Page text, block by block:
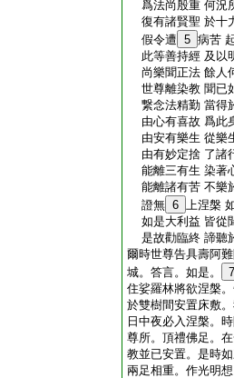
爲法尚殷重 何況
復有諸賢聖 於十
假令遭 5 病苦
此等善持經 及以
尚樂聞正法 餘人
世尊離染教 聞已
繋念法精勤 當得
由心有喜故 爲此
由安有樂生 從樂
由有妙定捨 了諸
能離三有生 染著
能離諸有苦 不樂
證無 6 上涅槃
如是大利益 皆從
是故勸臨終 諦聽
爾時世尊告具壽阿
城。答言。如是。
7
住娑羅林將欲涅槃
於雙樹間安置床敷
日中夜必入涅槃。
尊所。頂禮佛足。
教並已安置。是時
兩足相重。作光明